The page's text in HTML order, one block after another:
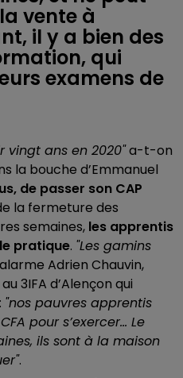
vente à
il y a bien des
qui
examens de
vingt ans en 2020"a-t-on
la bouche d’Emmanuel
de passer son CAP
la fermeture des
semaines, les apprentis
pratique. "Les gamins
Adrien Chauvin,
3IFA d’Alençon qui
"nos pauvres apprentis
pour s’exercer... Le
ils sont à la maison
.